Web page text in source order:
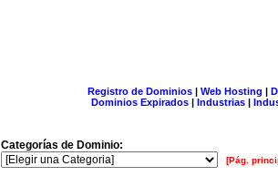
Registro de Dominios| Web Hosting |
Dominios Expirados | Industrias |
Categorías de Dominio:
[Pág.